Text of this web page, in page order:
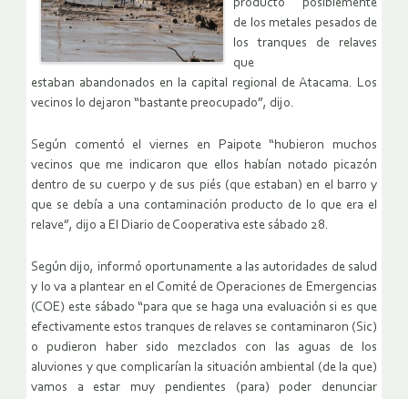
producto posiblemente
de los metales pesados de
los tranques de relaves
que
estaban abandonados en la capital regional de Atacama. Los
vecinos lo dejaron “bastante preocupado”, dijo.
Según comentó el viernes en Paipote “hubieron muchos
vecinos que me indicaron que ellos habían notado picazón
dentro de su cuerpo y de sus piés (que estaban) en el barro y
que se debía a una contaminación producto de lo que era el
relave”, dijo a El Diario de Cooperativa este sábado 28.
Según dijo, informó oportunamente a las autoridades de salud
y lo va a plantear en el Comité de Operaciones de Emergencias
(COE) este sábado “para que se haga una evaluación si es que
efectivamente estos tranques de relaves se contaminaron (Sic)
o pudieron haber sido mezclados con las aguas de los
aluviones y que complicarían la situación ambiental (de la que)
vamos a estar muy pendientes (para) poder denunciar